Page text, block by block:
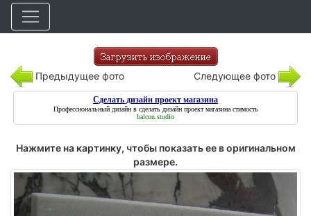
Предыдущее фото Следующее фото
Сделать дизайн проект магазина
Профессиональный дизайн в сделать дизайн проект магазинастимость
balcon.studio
Нажмите на картинку, чтобы показать ее в оригинальном
размере.